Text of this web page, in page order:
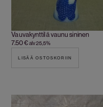
Vauvakynttilä vaunu sininen
7.50€alv 25,5%
LISÄÄ OSTOSKORIIN